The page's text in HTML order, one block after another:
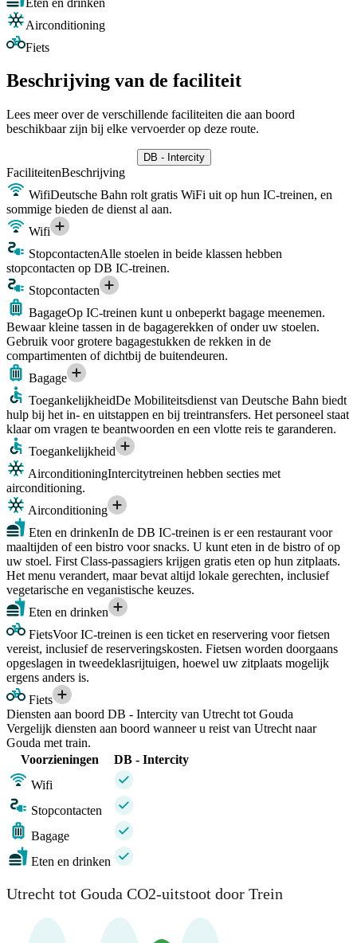
Airconditioning
Fiets
Beschrijving van de faciliteit
Lees meer over de verschillende faciliteiten die aan boord
beschikbaar zijn bij elke vervoerder op deze route.
DB - Intercity
FaciliteitenBeschrijving
WifiDeutsche Bahn rolt gratis WiFi uit op hun IC-treinen, en
sommige bieden de dienst al aan.
Wifi
StopcontactenAlle stoelen in beide klassen hebben
stopcontacten op DB IC-treinen.
Stopcontacten
BagageOp IC-treinen kunt u onbeperkt bagage meenemen.
Bewaar kleine tassen in de bagagerekken of onder uw stoelen.
Gebruik voor grotere bagagestukken de rekken in de
compartimenten of dichtbij de buitendeuren.
Bagage
ToegankelijkheidDe Mobiliteitsdienst van Deutsche Bahn biedt
hulp bij het in- en uitstappen en bij treintransfers. Het personeel staat
klaar om vragen te beantwoorden en een vlotte reis te garanderen.
Toegankelijkheid
AirconditioningIntercitytreinen hebben secties met
airconditioning.
Airconditioning
Eten en drinkenIn de DB IC-treinen is er een restaurant voor
maaltijden of een bistro voor snacks. U kunt eten in de bistro of op
uw stoel. First Class-passagiers krijgen gratis eten op hun zitplaats.
Het menu verandert, maar bevat altijd lokale gerechten, inclusief
vegetarische en veganistische keuzes.
Eten en drinken
FietsVoor IC-treinen is een ticket en reservering voor fietsen
vereist, inclusief de reserveringskosten. Fietsen worden doorgaans
opgeslagen in tweedeklasrijtuigen, hoewel uw zitplaats mogelijk
ergens anders is.
Fiets
Diensten aan boord DB - Intercity van Utrecht tot Gouda
Vergelijk diensten aan boord wanneer u reist van Utrecht naar
Gouda met train.
Voorzieningen
DB - Intercity
Wifi
Stopcontacten
Bagage
Eten en drinken
Utrecht tot Gouda CO2-uitstoot door Trein